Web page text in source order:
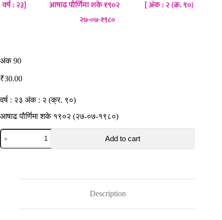
अंक 90
₹30.00
वर्ष : २३ अंक : २ (क्र. ९०)
आषाढ पौर्णिमा शके १९०२ (२७-०७-१९८०)
अंक
90
quantity
Add to cart
Description